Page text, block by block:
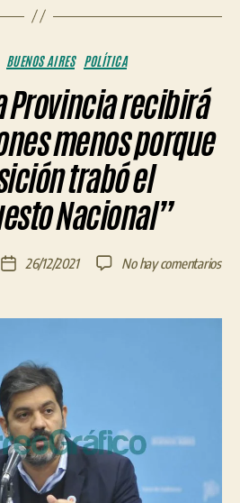
Categorías
BUENOS AIRES POLÍTICA
Provincia recibirá
menos porque
trabó el
Nacional”
Fecha26/12/2021 No hay comentariosen